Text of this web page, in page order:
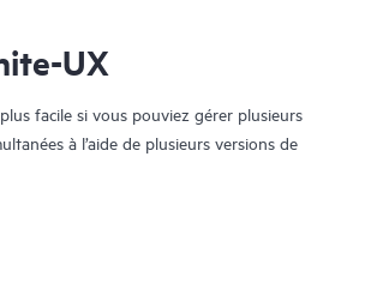
UX
facile si vous pouviez gérer plusieurs
à l’aide de plusieurs versions de
de récupération